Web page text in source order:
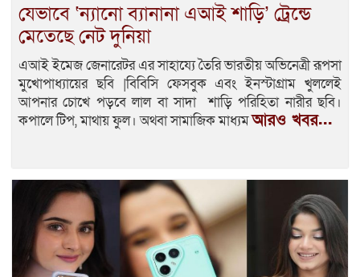
যেভাবে ‘ন্যানো ব্যানানা এআই শাড়ি’ ট্রেন্ডে
মেতেছে নেট দুনিয়া
এআই ইমেজ জেনারেটর এর সাহায্যে তৈরি ভারতীয় অভিনেত্রী রূপসা
মুখোপাধ্যায়ের ছবি |বিবিসি ফেসবুক এবং ইনস্টাগ্রাম খুললেই
আপনার চোখে পড়বে লাল বা সাদা শাড়ি পরিহিতা নারীর ছবি।
কপালে টিপ, মাথায় ফুল। অথবা সামাজিক মাধ্যমআরও খবর...